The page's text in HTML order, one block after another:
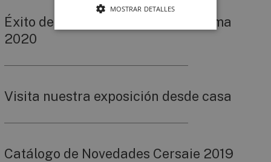
Éxito de Keraben Grupo en Cevisama
2020
Visita nuestra exposición desde casa
Catálogo de Novedades Cersaie 2019
MOSTRAR DETALLES